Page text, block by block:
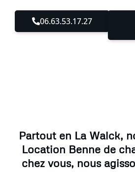
06.63.53.17.27
Partout en La Walck,
Location Benne de
chez vous, nous